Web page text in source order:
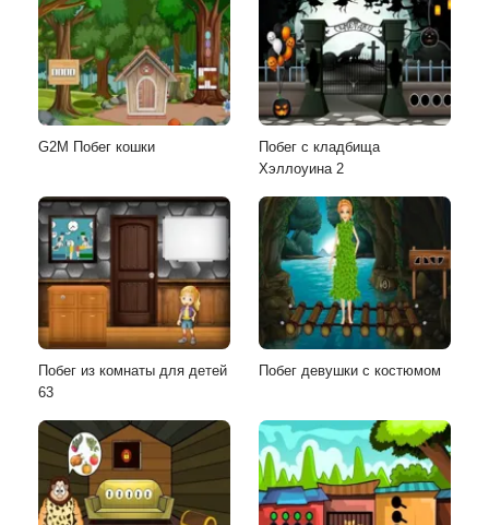
G2M Побег кошки
Побег с кладбища
Хэллоуина 2
Побег из комнаты для детей
63
Побег девушки с костюмом